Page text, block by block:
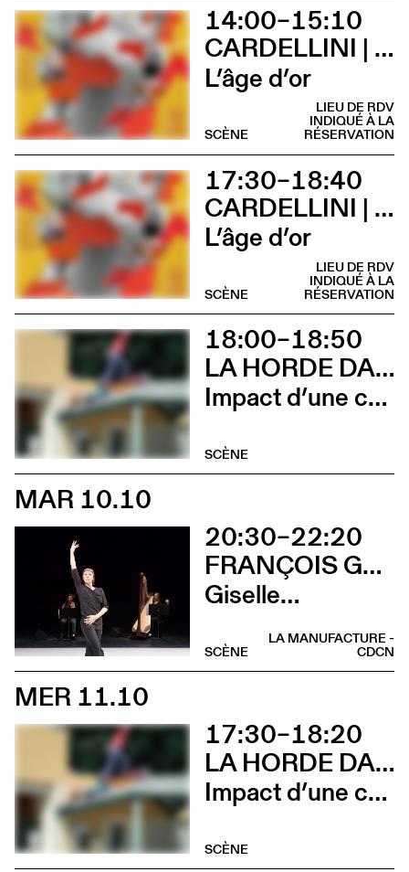
14:00–15:10
CARDELLINI | GONZALEZ
L’âge d’or
LIEU DE RDV
INDIQUÉ À LA
RÉSERVATION
SCÈNE
17:30–18:40
CARDELLINI | GONZALEZ
L’âge d’or
LIEU DE RDV
INDIQUÉ À LA
RÉSERVATION
SCÈNE
18:00–18:50
LA HORDE DANS LES PAVÉS
Impact d’une course x Stadium
SCÈNE
MAR 10.10
20:30–22:20
FRANÇOIS GREMAUD / 2B COMPANY
Giselle…
LA MANUFACTURE -
CDCN
SCÈNE
MER 11.10
17:30–18:20
LA HORDE DANS LES PAVÉS
Impact d’une course x Stadium
SCÈNE